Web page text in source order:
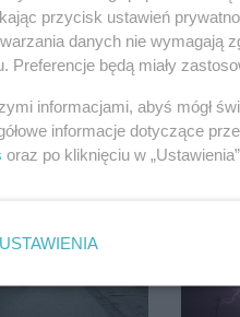
chaosie?
za
Golfa?
po
Po
do
przycisk ustawień
danych nie wymagają
Preferencje będą miały
informacjami, abyś mógł
informacje dotyczące
oraz po kliknięciu w „Ustawienia”.
USTAWIENIA